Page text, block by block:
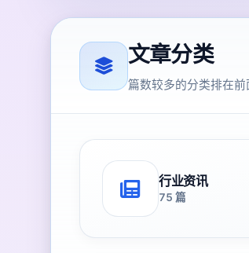
文章分类
篇数较多的分类排在前
行业资讯
75 篇